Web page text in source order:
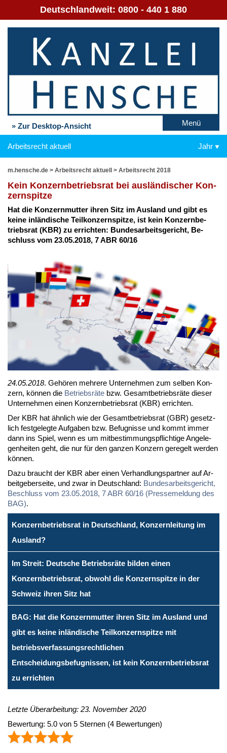
Deutschlandweit: 0800 - 440 1 880
» Zur Desktop-Ansicht Menü
Arbeitsrecht aktuell Jahr
m.hensche.de > Arbeitsrecht aktuell > Arbeitsrecht 2018
Kein Kon­zern­be­triebs­rat bei aus­län­di­scher Kon­
zern­spit­ze
Hat die Kon­zern­mut­ter ih­ren Sitz im Aus­land und gibt es
kei­ne in­län­di­sche Teil­kon­zern­spit­ze, ist kein Kon­zern­be­
triebs­rat (KBR) zu er­rich­ten: Bun­des­ar­beits­ge­richt, Be­
schluss vom 23.05.2018, 7 ABR 60/16
24.05.2018. Ge­hö­ren meh­re­re Un­ter­neh­men zum sel­ben Kon­
zern, kön­nen die Be­triebs­rä­te bzw. Ge­samt­be­triebs­rä­te die­ser
Un­ter­neh­men ei­nen Kon­zern­be­triebs­rat (KBR) er­rich­ten.
Der KBR hat ähn­lich wie der Ge­samt­be­triebs­rat (GBR) ge­setz­
lich fest­ge­leg­te Auf­ga­ben bzw. Be­fug­nis­se und kommt im­mer
dann ins Spiel, wenn es um mit­be­stim­mungs­pflich­ti­ge An­ge­le­
gen­hei­ten geht, die nur für den gan­zen Kon­zern ge­re­gelt wer­den
kön­nen.
Da­zu braucht der KBR aber ei­nen Ver­hand­lungs­part­ner auf Ar­
beit­ge­ber­sei­te, und zwar in Deutsch­land: Bun­des­ar­beits­ge­richt,
Be­schluss vom 23.05.2018, 7 ABR 60/16 (Pres­se­mel­dung des
BAG).
Konzernbetriebsrat in Deutschland, Konzernleitung im
Ausland?
Im Streit: Deutsche Betriebsräte bilden einen
Konzernbetriebsrat, obwohl die Konzernspitze in der
Schweiz ihren Sitz hat
BAG: Hat die Konzernmutter ihren Sitz im Ausland und
gibt es keine inländische Teilkonzernspitze mit
betriebsverfassungsrechtlichen
Entscheidungsbefugnissen, ist kein Konzernbetriebsrat
zu errichten
Letzte Überarbeitung: 23. November 2020
Bewertung: 5.0 von 5 Sternen (4 Bewertungen)